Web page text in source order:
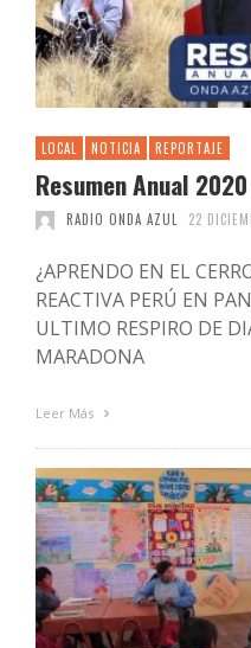
LOCAL NOTICIA REPORTAJE
Resumen Anual
RADIO ONDA AZUL 22
¿APRENDO EN EL
REACTIVA PERÚ EN
ULTIMO RESPIRO DE
MARADONA
Leer Más